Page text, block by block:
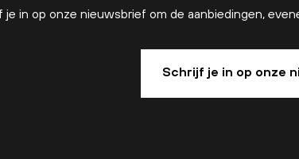
je in op onze nieuwsbrief om de aanbiedingen,
Schrijf je in op onze